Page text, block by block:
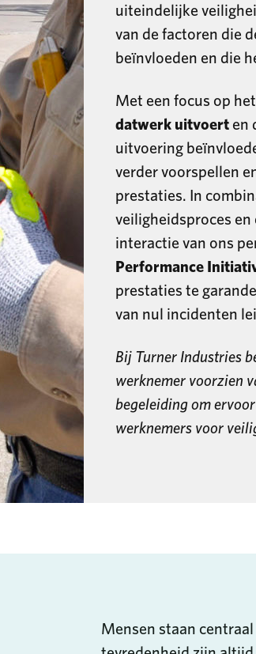
uiteindelijke
van de factoren die
beïnvloeden en die
Met een focus op het
datwerk uitvoert en
uitvoering
verder voorspellen
prestaties. In
veiligheidsproces
interactie van ons
Performance
prestaties te
van nul incidenten
Bij Turner Industries
werknemer voorzien
begeleiding om
werknemers voor
Mensen staan